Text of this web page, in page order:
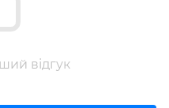
відгук